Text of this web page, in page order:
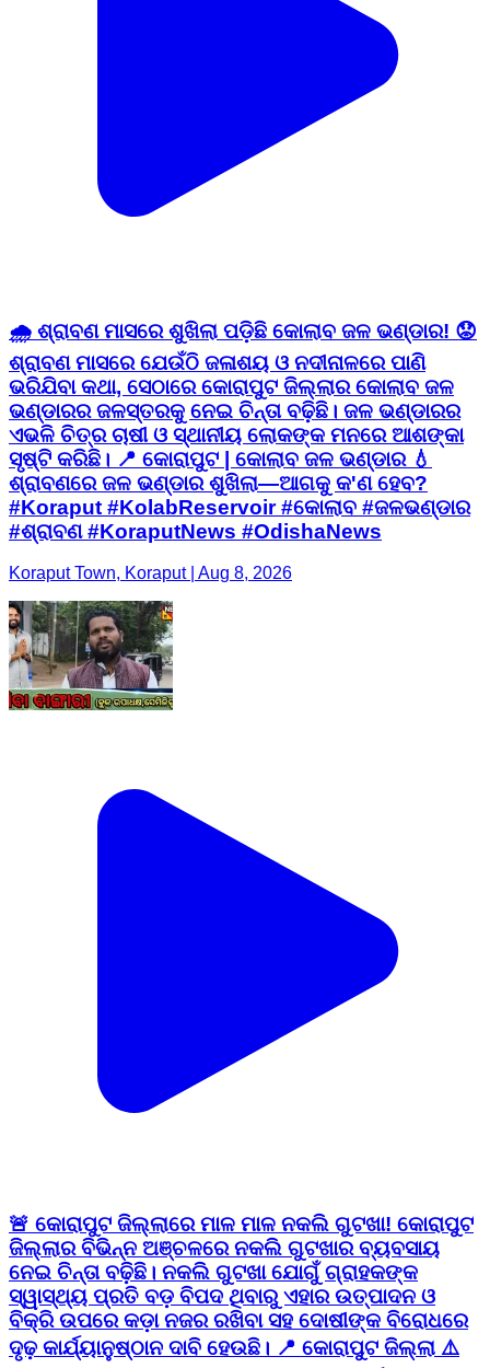
🌧️ ଶ୍ରାବଣ ମାସରେ ଶୁଖିଲା ପଡ଼ିଛି କୋଲାବ ଜଳ ଭଣ୍ଡାର! 😟
ଶ୍ରାବଣ ମାସରେ ଯେଉଁଠି ଜଳାଶୟ ଓ ନଦୀନାଳରେ ପାଣି
ଭରିଯିବା କଥା, ସେଠାରେ କୋରାପୁଟ ଜିଲ୍ଲାର କୋଲାବ ଜଳ
ଭଣ୍ଡାରର ଜଳସ୍ତରକୁ ନେଇ ଚିନ୍ତା ବଢ଼ିଛି। ଜଳ ଭଣ୍ଡାରର
ଏଭଳି ଚିତ୍ର ଚାଷୀ ଓ ସ୍ଥାନୀୟ ଲୋକଙ୍କ ମନରେ ଆଶଙ୍କା
ସୃଷ୍ଟି କରିଛି। 📍 କୋରାପୁଟ | କୋଲାବ ଜଳ ଭଣ୍ଡାର 💧
ଶ୍ରାବଣରେ ଜଳ ଭଣ୍ଡାର ଶୁଖିଲା—ଆଗକୁ କ'ଣ ହେବ?
#Koraput #KolabReservoir #କୋଲାବ #ଜଳଭଣ୍ଡାର
#ଶ୍ରାବଣ #KoraputNews #OdishaNews
Koraput Town, Koraput | Aug 8, 2026
🚨 କୋରାପୁଟ ଜିଲ୍ଲାରେ ମାଳ ମାଳ ନକଲି ଗୁଟଖା! କୋରାପୁଟ
ଜିଲ୍ଲାର ବିଭିନ୍ନ ଅଞ୍ଚଳରେ ନକଲି ଗୁଟଖାର ବ୍ୟବସାୟ
ନେଇ ଚିନ୍ତା ବଢ଼ିଛି। ନକଲି ଗୁଟଖା ଯୋଗୁଁ ଗ୍ରାହକଙ୍କ
ସ୍ୱାସ୍ଥ୍ୟ ପ୍ରତି ବଡ଼ ବିପଦ ଥିବାରୁ ଏହାର ଉତ୍ପାଦନ ଓ
ବିକ୍ରି ଉପରେ କଡ଼ା ନଜର ରଖିବା ସହ ଦୋଷୀଙ୍କ ବିରୋଧରେ
ଦୃଢ଼ କାର୍ଯ୍ୟାନୁଷ୍ଠାନ ଦାବି ହେଉଛି। 📍 କୋରାପୁଟ ଜିଲ୍ଲା ⚠️